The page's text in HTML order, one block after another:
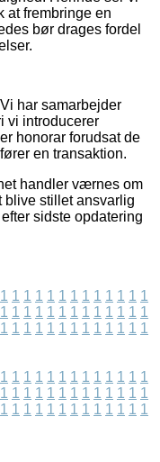
at frembringe en
bør drages fordel
har samarbejder
vi introducerer
honorar forudsat de
en transaktion.
handler værnes om
blive stillet ansvarlig
sidste opdatering
1 1 1 1 1 1 1 1 1 1 1 1 1
1 1 1 1 1 1 1 1 1 1 1 1 1
1 1 1 1 1 1 1 1 1 1 1 1 1
1 1 1 1 1 1 1 1 1 1 1 1 1
1 1 1 1 1 1 1 1 1 1 1 1 1
1 1 1 1 1 1 1 1 1 1 1 1 1